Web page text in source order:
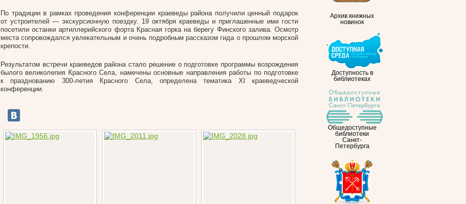
Архив книжных
новинок
Доступность в
библиотеках
Общедоступные
библиотеки
Санкт-
Петербурга
По традиции в рамках проведения конференции краеведы района получили ценный подарок
от устроителей — экскурсионную поездку. 19 октября краеведы и приглашенные ими гости
посетили останки артиллерийского форта Красная горка на берегу Финского залива. Осмотр
места сопровождался увлекательным и очень подробным рассказом гида о прошлом морской
крепости.
Результатом встречи краеведов района стало решение о подготовке программы возрождения
былого великолепия Красного Села, намечены основные направления работы по подготовке
к празднованию 300-летия Красного Села, определена тематика XI краеведческой
конференции.